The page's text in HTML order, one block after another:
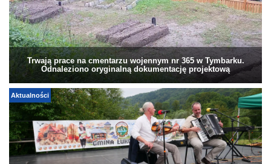
Trwają prace na cmentarzu wojennym nr 365 w Tymbarku.
Odnaleziono oryginalną dokumentację projektową
Aktualności